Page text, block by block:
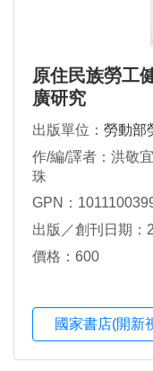
原住民族勞工
廣研究
出版單位： 勞動部
作/編/譯者：洪敬
珠
GPN：
出版／創刊日期：
價格：600
國家書店(開新